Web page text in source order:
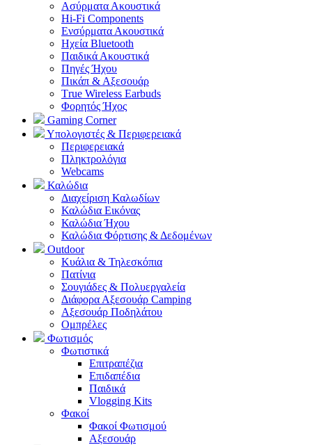
Ασύρματα Ακουστικά
Hi-Fi Components
Ενσύρματα Ακουστικά
Ηχεία Bluetooth
Παιδικά Ακουστικά
Πηγές Ήχου
Πικάπ & Αξεσουάρ
Τrue Wireless Earbuds
Φορητός Ήχος
Gaming Corner
Υπολογιστές & Περιφερειακά
Περιφερειακά
Πληκτρολόγια
Webcams
Καλώδια
Διαχείριση Καλωδίων
Καλώδια Εικόνας
Καλώδια Ήχου
Καλώδια Φόρτισης & Δεδομένων
Outdoor
Κυάλια & Τηλεσκόπια
Πατίνια
Σουγιάδες & Πολυεργαλεία
Διάφορα Αξεσουάρ Camping
Αξεσουάρ Ποδηλάτου
Ομπρέλες
Φωτισμός
Φωτιστικά
Επιτραπέζια
Επιδαπέδια
Παιδικά
Vlogging Kits
Φακοί
Φακοί Φωτισμού
Αξεσουάρ